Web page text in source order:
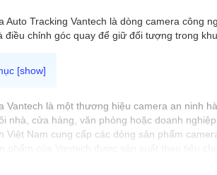
Auto Tracking Vantech là dòng camera công
điều chỉnh góc quay để giữ đối tượng trong
Vantech là một thương hiệu camera an ninh
nhà, cửa hàng, văn phòng hoặc doanh nghiệp
Việt Nam cung cấp các dòng sản phẩm